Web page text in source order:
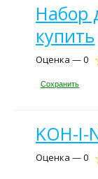
Набор
купить
Оценка — 0
Сохранить
KOH-
Оценка — 0